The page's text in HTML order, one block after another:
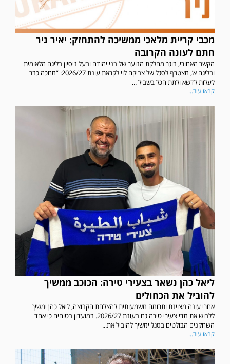
מכבי קריית מלאכי ממשיכה להתחזק: יאיר ניר
חתם לעונה הקרובה
הקשר האחורי, בוגר מחלקת הנוער של בני יהודה ובעל ניסיון בליגה הלאומית
ובליגה א’, מצטרף לסגל של צביקה לוי לקראת עונת 2026/27: “מחכה כבר
לעלות לדשא ולתת הכל בשביל ...
קראו עוד...
ליאל כהן נשאר בצעירי טירה: הכוכב ממשיך
להוביל את הכחולים
אחרי עונה מצוינת ותרומה משמעותית להצלחת הקבוצה, ליאל כהן ימשיך
ללבוש את מדי צעירי טירה גם בעונת 2026/27. במועדון בטוחים כי אחד
השחקנים הבולטים בסגל ימשיך להוביל את...
קראו עוד...